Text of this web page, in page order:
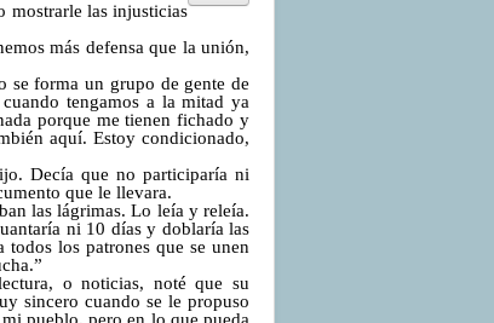
mostrarle las injusticias
más defensa que la unión,
se forma un grupo de gente de
tengamos a la mitad ya
porque me tienen fichado y
aquí. Estoy condicionado,
Decía que no participaría ni
que le llevara.
las lágrimas. Lo leía y releía.
ni 10 días y doblaría las
los patrones que se unen
o noticias, noté que su
sincero cuando se le propuso